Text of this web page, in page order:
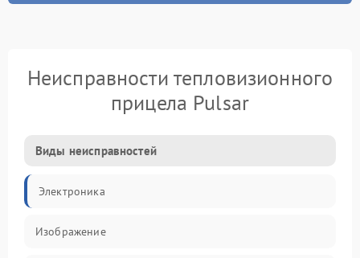
Неисправности тепловизионного
прицела Pulsar
Виды неисправностей
Электроника
Изображение